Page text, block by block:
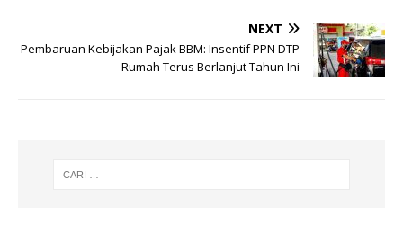
NEXT
Pembaruan Kebijakan Pajak BBM: Insentif PPN DTP
Rumah Terus Berlanjut Tahun Ini